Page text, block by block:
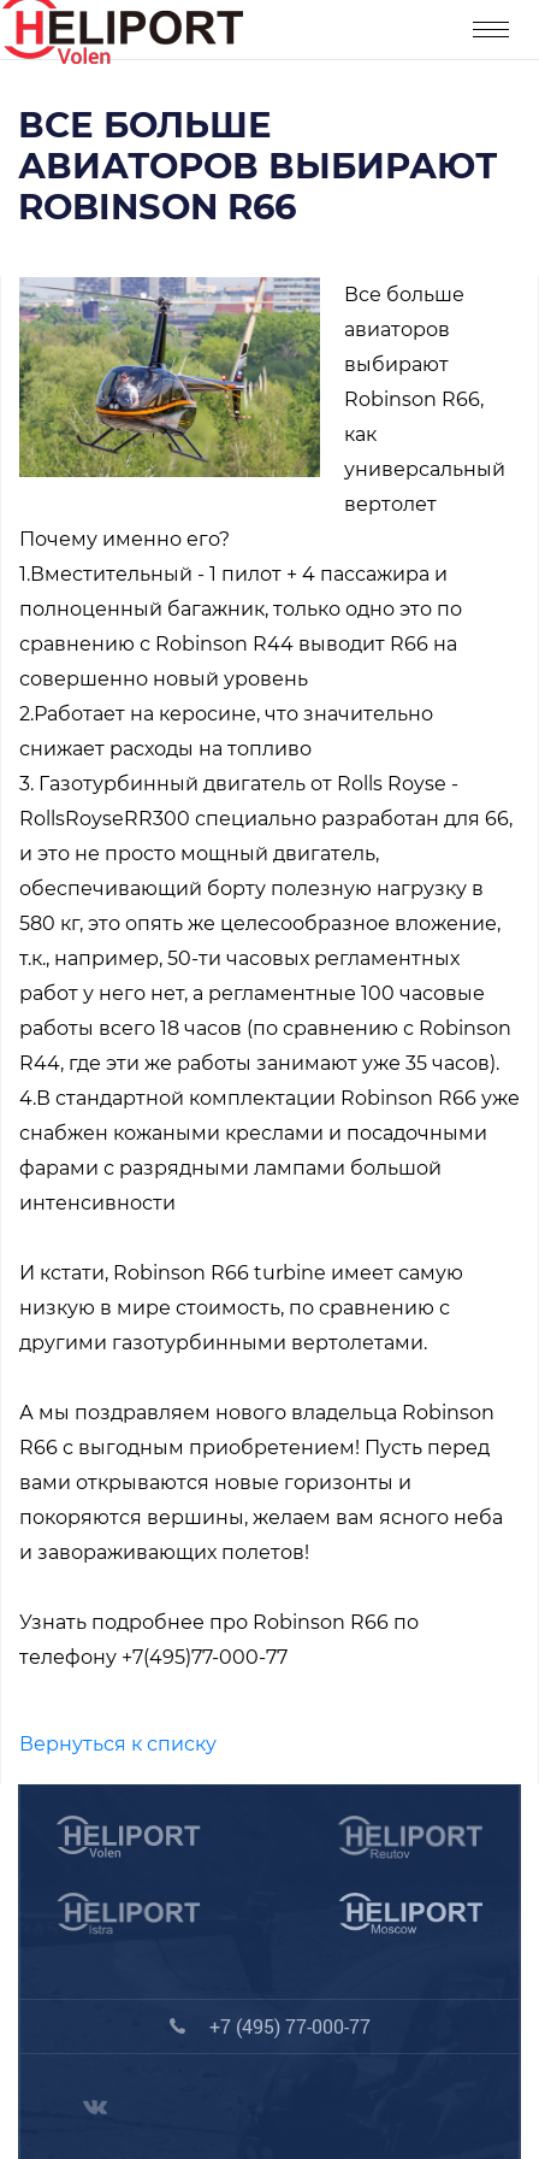
ВСЕ БОЛЬШЕ
АВИАТОРОВ ВЫБИРАЮТ
ROBINSON R66
Все больше
авиаторов
выбирают
Robinson R66,
как
универсальный
вертолет
Почему именно его?
1.Вместительный - 1 пилот + 4 пассажира и
полноценный багажник, только одно это по
сравнению с Robinson R44 выводит R66 на
совершенно новый уровень
2.Работает на керосине, что значительно
снижает расходы на топливо
3. Газотурбинный двигатель от Rolls Royse -
RollsRoyseRR300 специально разработан для 66,
и это не просто мощный двигатель,
обеспечивающий борту полезную нагрузку в
580 кг, это опять же целесообразное вложение,
т.к., например, 50-ти часовых регламентных
работ у него нет, а регламентные 100 часовые
работы всего 18 часов (по сравнению с Robinson
R44, где эти же работы занимают уже 35 часов).
4.В стандартной комплектации Robinson R66 уже
снабжен кожаными креслами и посадочными
фарами с разрядными лампами большой
интенсивности
И кстати, Robinson R66 turbine имеет самую
низкую в мире стоимость, по сравнению с
другими газотурбинными вертолетами.
А мы поздравляем нового владельца Robinson
R66 с выгодным приобретением! Пусть перед
вами открываются новые горизонты и
покоряются вершины, желаем вам ясного неба
и завораживающих полетов!
Узнать подробнее про Robinson R66 по
телефону +7(495)77-000-77
Вернуться к списку
+7 (495) 77-000-77